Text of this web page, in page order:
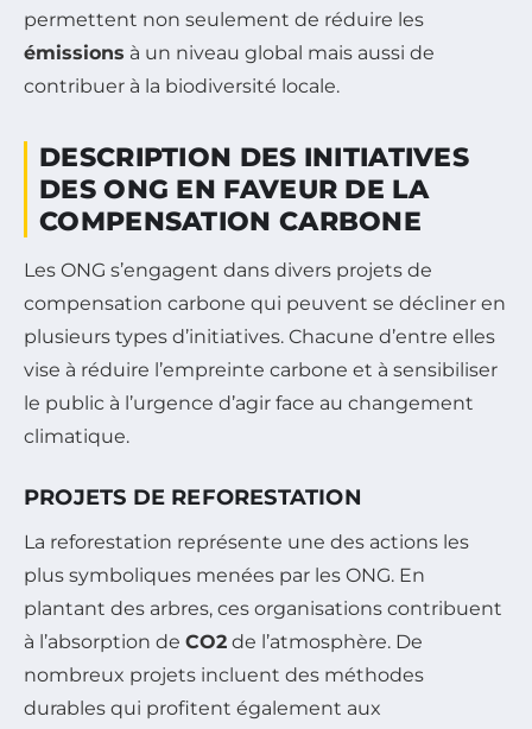
permettent non seulement de réduire les
émissions à un niveau global mais aussi de
contribuer à la biodiversité locale.
DESCRIPTION DES INITIATIVES
DES ONG EN FAVEUR DE LA
COMPENSATION CARBONE
Les ONG s’engagent dans divers projets de
compensation carbone qui peuvent se décliner en
plusieurs types d’initiatives. Chacune d’entre elles
vise à réduire l’empreinte carbone et à sensibiliser
le public à l’urgence d’agir face au changement
climatique.
PROJETS DE REFORESTATION
La reforestation représente une des actions les
plus symboliques menées par les ONG. En
plantant des arbres, ces organisations contribuent
à l’absorption de CO2 de l’atmosphère. De
nombreux projets incluent des méthodes
durables qui profitent également aux